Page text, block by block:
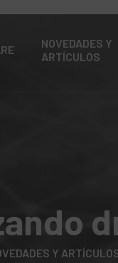
NOVEDADES Y
ARTÍCULOS
Y